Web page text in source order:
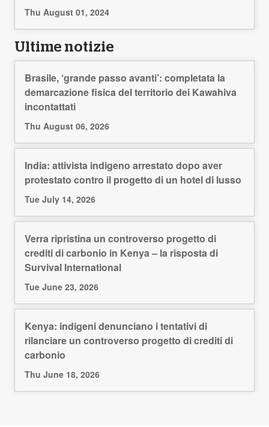
Thu August 01, 2024
Ultime notizie
Brasile, ‘grande passo avanti’: completata la
demarcazione fisica del territorio dei Kawahiva
incontattati
Thu August 06, 2026
India: attivista indigeno arrestato dopo aver
protestato contro il progetto di un hotel di lusso
Tue July 14, 2026
Verra ripristina un controverso progetto di
crediti di carbonio in Kenya – la risposta di
Survival International
Tue June 23, 2026
Kenya: indigeni denunciano i tentativi di
rilanciare un controverso progetto di crediti di
carbonio
Thu June 18, 2026